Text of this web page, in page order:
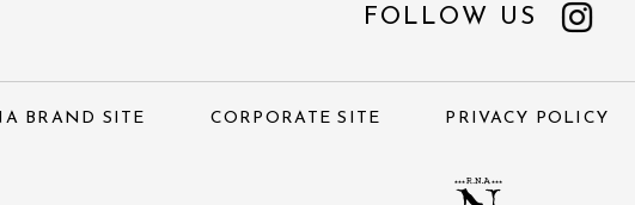
FOLLOW US
BRAND SITE CORPORATE SITE PRIVACY POLICY